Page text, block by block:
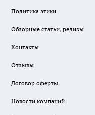
Политика этики
Обзорные статьи, релизы
Контакты
Отзывы
Договор оферты
Новости компаний